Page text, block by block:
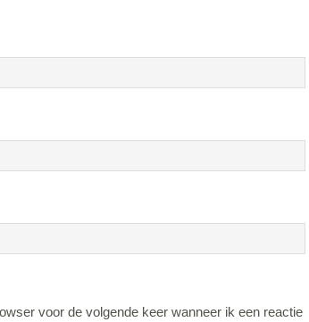
voor de volgende keer wanneer ik een reactie